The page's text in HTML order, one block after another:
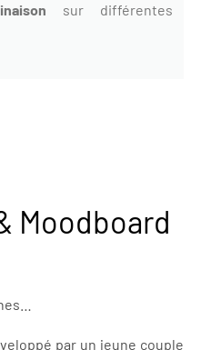
sur différentes
Moodboard
par un jeune couple